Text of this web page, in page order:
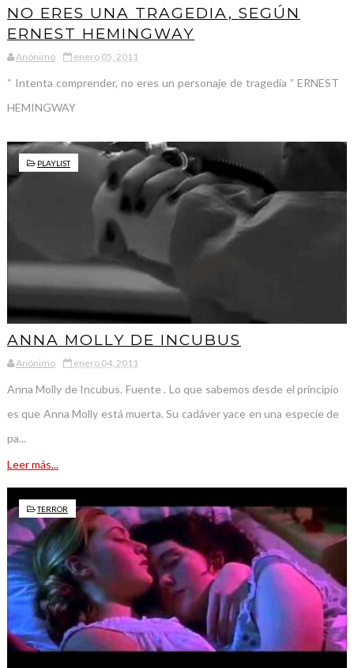
NO ERES UNA TRAGEDIA, SEGÚN
ERNEST HEMINGWAY
Anónimo enero 05, 2011
“ Intenta comprender, no eres un personaje de tragedia ” ERNEST
HEMINGWAY
PLAYLIST
ANNA MOLLY DE INCUBUS
Anónimo enero 04, 2011
Anna Molly de Incubus. Fuente . Lo que sabemos desde el principio
es que Anna Molly está muerta. Su cadáver yace en una especie de
pa...
Leer más...
TERROR